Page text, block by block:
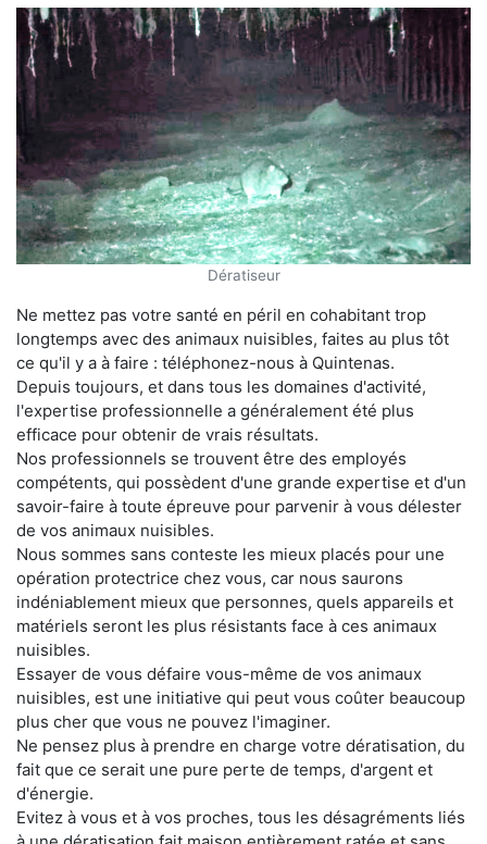
Dératiseur
Ne mettez pas votre santé en péril en cohabitant trop
longtemps avec des animaux nuisibles, faites au plus tôt
ce qu'il y a à faire : téléphonez-nous à Quintenas.
Depuis toujours, et dans tous les domaines d'activité,
l'expertise professionnelle a généralement été plus
efficace pour obtenir de vrais résultats.
Nos professionnels se trouvent être des employés
compétents, qui possèdent d'une grande expertise et d'un
savoir-faire à toute épreuve pour parvenir à vous délester
de vos animaux nuisibles.
Nous sommes sans conteste les mieux placés pour une
opération protectrice chez vous, car nous saurons
indéniablement mieux que personnes, quels appareils et
matériels seront les plus résistants face à ces animaux
nuisibles.
Essayer de vous défaire vous-même de vos animaux
nuisibles, est une initiative qui peut vous coûter beaucoup
plus cher que vous ne pouvez l'imaginer.
Ne pensez plus à prendre en charge votre dératisation, du
fait que ce serait une pure perte de temps, d'argent et
d'énergie.
Evitez à vous et à vos proches, tous les désagréments liés